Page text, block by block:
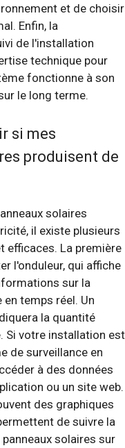
et de choisir
Enfin, la
de l'installation
technique pour
fonctionne à son
le long terme.
si mes
produisent de
solaires
il existe plusieurs
efficaces. La première
l'onduleur, qui affiche
sur la
temps réel. Un
la quantité
Si votre installation est
de surveillance en
à des données
ou un site web.
des graphiques
de suivre la
solaires sur